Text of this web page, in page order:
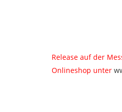
Release auf der
Onlineshop unter